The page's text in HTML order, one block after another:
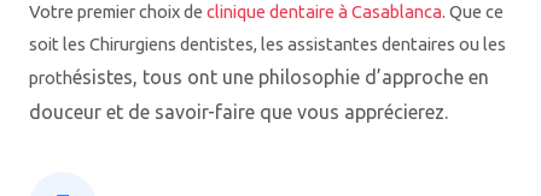
Votre premier choix de clinique dentaire à Casablanca. Que ce
soit les Chirurgiens dentistes, les assistantes dentaires ou les
prothésistes, tous ont une philosophie d’approche en
douceur et de savoir-faire que vous apprécierez.